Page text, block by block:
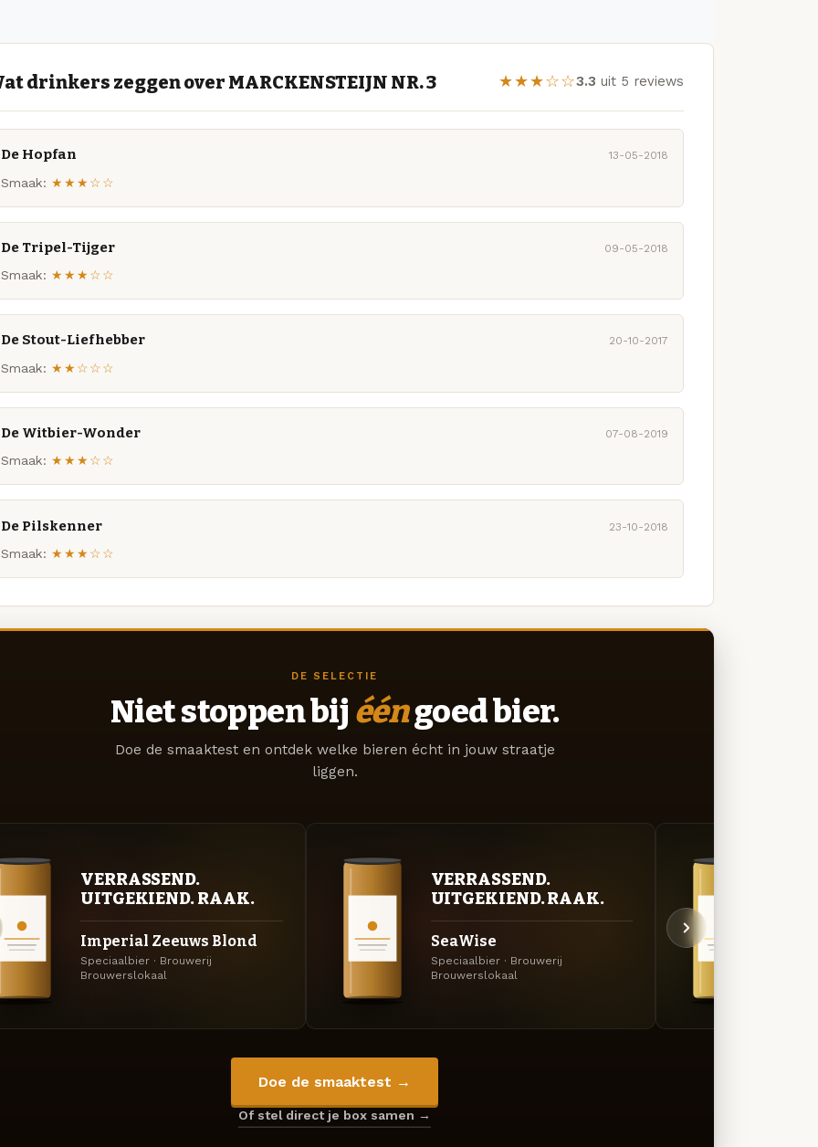
drinkers zeggen over MARCKENSTEIJN NR. 3 ★★★☆☆3.3 uit 5 reviews
De Hopfan 13-05-2018
Smaak: ★★★☆☆
De Tripel-Tijger 09-05-2018
Smaak: ★★★☆☆
De Stout-Liefhebber 20-10-2017
Smaak: ★★☆☆☆
De Witbier-Wonder 07-08-2019
Smaak: ★★★☆☆
De Pilskenner 23-10-2018
Smaak: ★★★☆☆
DE SELECTIE
Niet stoppen bij ééngoed bier.
Doe de smaaktest en ontdek welke bieren écht in jouw straatje
liggen.
VERRASSEND.
UITGEKIEND. RAAK.
Imperial Zeeuws Blond
Speciaalbier · Brouwerij
Brouwerslokaal
VERRASSEND.
UITGEKIEND. RAAK.
SeaWise
Speciaalbier · Brouwerij
Brouwerslokaal
Doe de smaaktest →
Of stel direct je box samen →